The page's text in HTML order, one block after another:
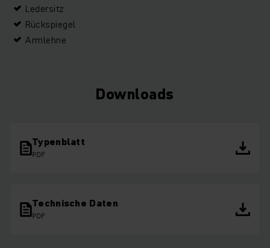
Ledersitz
Rückspiegel
Armlehne
Downloads
Typenblatt
PDF
Technische Daten
PDF